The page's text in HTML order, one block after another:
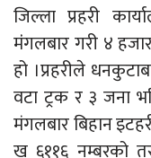
जिल्ला प्रहरी
मंंगलबार गरी ४
हो ।प्रहरीले
वटा ट्रक र ३ जना
मंगलबार बिहान
ख ६११६ नम्बरको